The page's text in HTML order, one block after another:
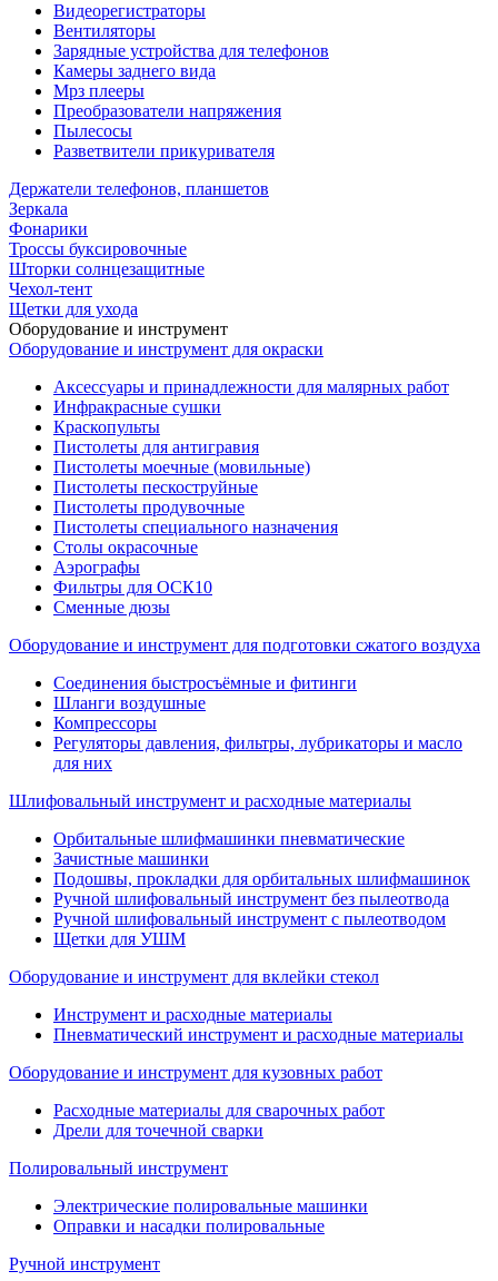
Видеорегистраторы
Вентиляторы
Зарядные устройства для телефонов
Камеры заднего вида
Мрз плееры
Преобразователи напряжения
Пылесосы
Разветвители прикуривателя
Держатели телефонов, планшетов
Зеркала
Фонарики
Троссы буксировочные
Шторки солнцезащитные
Чехол-тент
Щетки для ухода
Оборудование и инструмент
Оборудование и инструмент для окраски
Аксессуары и принадлежности для малярных работ
Инфракрасные сушки
Краскопульты
Пистолеты для антигравия
Пистолеты моечные (мовильные)
Пистолеты пескоструйные
Пистолеты продувочные
Пистолеты специального назначения
Столы окрасочные
Аэрографы
Фильтры для ОСК10
Сменные дюзы
Оборудование и инструмент для подготовки сжатого воздуха
Соединения быстросъёмные и фитинги
Шланги воздушные
Компрессоры
Регуляторы давления, фильтры, лубрикаторы и масло
для них
Шлифовальный инструмент и расходные материалы
Орбитальные шлифмашинки пневматические
Зачистные машинки
Подошвы, прокладки для орбитальных шлифмашинок
Ручной шлифовальный инструмент без пылеотвода
Ручной шлифовальный инструмент с пылеотводом
Щетки для УШМ
Оборудование и инструмент для вклейки стекол
Инструмент и расходные материалы
Пневматический инструмент и расходные материалы
Оборудование и инструмент для кузовных работ
Расходные материалы для сварочных работ
Дрели для точечной сварки
Полировальный инструмент
Электрические полировальные машинки
Оправки и насадки полировальные
Ручной инструмент